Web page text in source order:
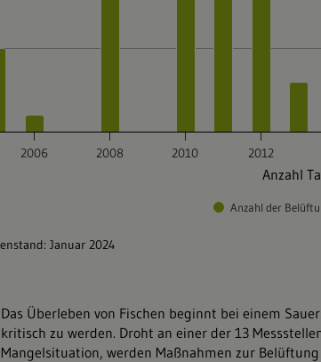
Das Überleben von Fischen beginnt bei einem
kritisch zu werden. Droht an einer der 13
Mangelsituation, werden Maßnahmen zur